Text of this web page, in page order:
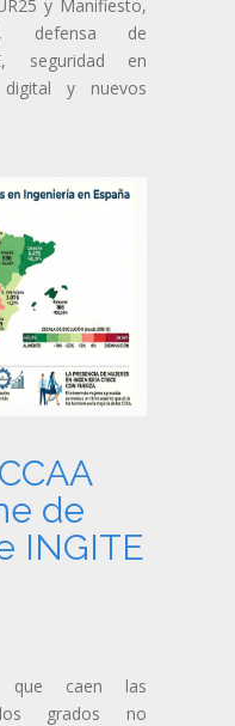
y Manifiesto,
defensa de
seguridad en
digital y nuevos
de
INGITE
que caen las
los grados no